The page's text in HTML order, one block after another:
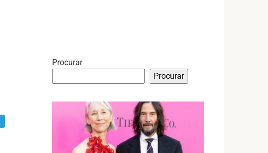
Procurar
Procurar